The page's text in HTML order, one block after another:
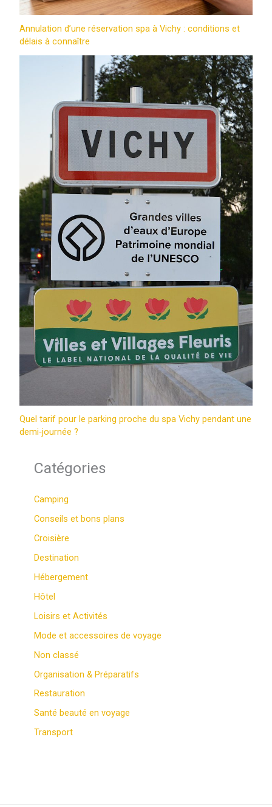
Annulation d’une réservation spa à Vichy : conditions et
délais à connaître
Quel tarif pour le parking proche du spa Vichy pendant une
demi‑journée ?
Catégories
Camping
Conseils et bons plans
Croisière
Destination
Hébergement
Hôtel
Loisirs et Activités
Mode et accessoires de voyage
Non classé
Organisation & Préparatifs
Restauration
Santé beauté en voyage
Transport